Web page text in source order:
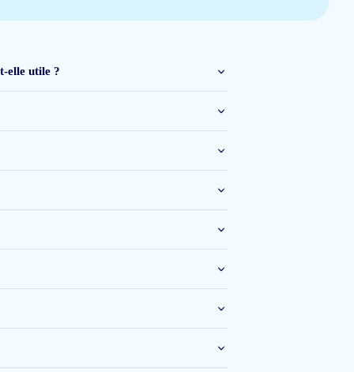
21 janv 2026
ervaar ik sinds het gebruik een opgeblazen gevoel en merk ik dat mijn
elle utile ?